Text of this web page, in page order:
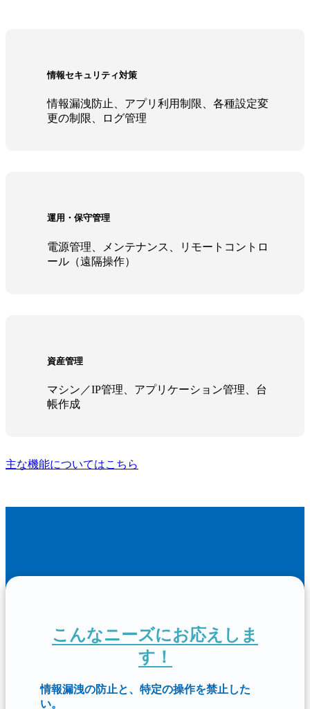
情報セキュリティ対策
情報漏洩防止、アプリ利用制限、各種設定変
更の制限、ログ管理
運用・保守管理
電源管理、メンテナンス、リモートコントロ
ール（遠隔操作）
資産管理
マシン／IP管理、アプリケーション管理、台
帳作成
主な機能についてはこちら
こんなニーズにお応えしま
す！
情報漏洩の防止と、特定の操作を禁止した
い。